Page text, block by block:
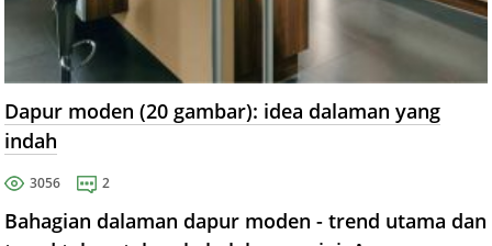
Dapur moden (20 gambar): idea dalaman yang
indah
3056 2
Bahagian dalaman dapur moden - trend utama dan